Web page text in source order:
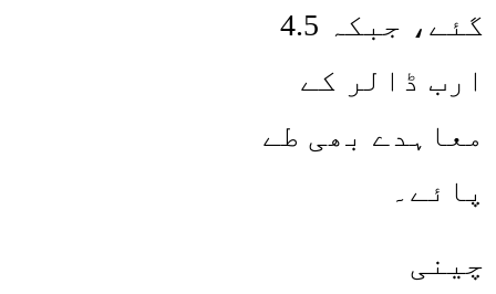
گئے، جبکہ 4.5
ارب ڈالر کے
معاہدے بھی طے
پائے۔
چینی